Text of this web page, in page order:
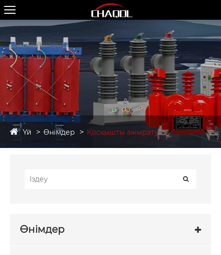
Үй Өнімдер Қосқышты ажырату
Өнімдер